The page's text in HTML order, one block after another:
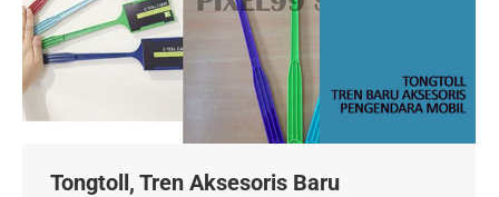
Tongtoll, Tren Aksesoris Baru